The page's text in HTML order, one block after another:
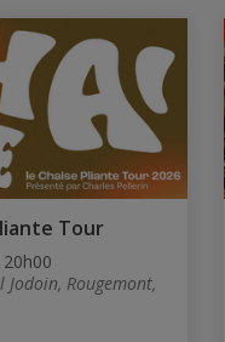
Tour
Jodoin, Rougemont,